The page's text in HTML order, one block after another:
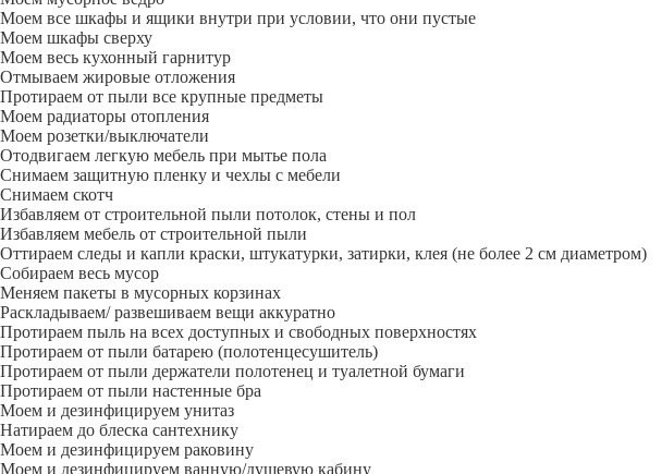
Моем все шкафы и ящики внутри при условии, что они пустые
Моем шкафы сверху
Моем весь кухонный гарнитур
Отмываем жировые отложения
Протираем от пыли все крупные предметы
Моем радиаторы отопления
Моем розетки/выключатели
Отодвигаем легкую мебель при мытье пола
Снимаем защитную пленку и чехлы с мебели
Снимаем скотч
Избавляем от строительной пыли потолок, стены и пол
Избавляем мебель от строительной пыли
Оттираем следы и капли краски, штукатурки, затирки, клея (не более 2 см диаметром)
Собираем весь мусор
Меняем пакеты в мусорных корзинах
Раскладываем/ развешиваем вещи аккуратно
Протираем пыль на всех доступных и свободных поверхностях
Протираем от пыли батарею (полотенцесушитель)
Протираем от пыли держатели полотенец и туалетной бумаги
Протираем от пыли настенные бра
Моем и дезинфицируем унитаз
Натираем до блеска сантехнику
Моем и дезинфицируем раковину
Моем и дезинфицируем ванную/душевую кабину